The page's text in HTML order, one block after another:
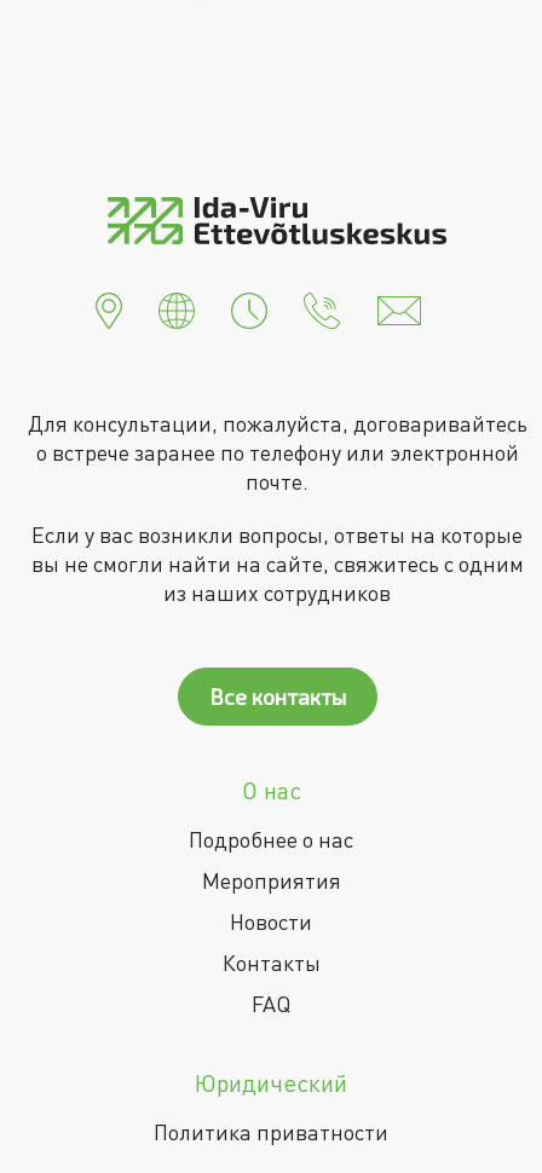
Для консультации, пожалуйста, договаривайтесь
о встрече заранее по телефону или электронной
почте.
Если у вас возникли вопросы, ответы на которые
вы не смогли найти на сайте, свяжитесь с одним
из наших сотрудников
Все контакты
О нас
Подробнее о нас
Мероприятия
Новости
Контакты
FAQ
Юридический
Политика приватности